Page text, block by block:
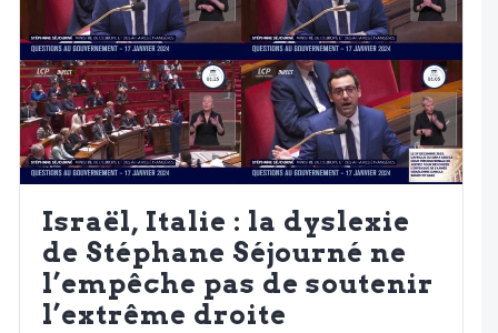
Israël, Italie : la dyslexie
de Stéphane Séjourné ne
l’empêche pas de soutenir
l’extrême droite